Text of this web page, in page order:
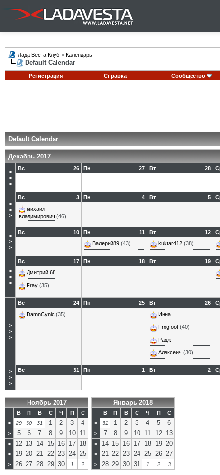
Лада Веста Клуб > Календарь
Default Calendar
Регистрация Справка Сообщество
Default Calendar
Декабрь 2017
>
>
>
26
Вс 27
Пн 28
Вт
>
>
>
3
Вс
михаил
владимирович (46)
4
Пн 5
Вт
>
>
>
10
Вс 11
Пн
Валерий89 (43)
12
Вт
kuktar412 (38)
>
>
>
17
Вс
Дмитрий 68
Fray (35)
18
Пн 19
Вт
>
>
>
24
Вс
DamnCynic (35)
25
Пн 26
Вт
Инна
Frogfoot (40)
Радж
Алексеич (30)
>
>
>
31
Вс 1
Пн 2
Вт
Ноябрь 2017
В П В С Ч П
С
>
29 30 31 1 2 3 4
> 5 6 7 8 9 10 11
> 12 13 14 15 16 17 18
> 19 20 21 22 23 24 25
> 26 27 28 29 30 1 2
Январь 2018
В П В С Ч П
С
>
31 1 2 3 4 5 6
> 7 8 9 10 11 12 13
> 14 15 16 17 18 19 20
> 21 22 23 24 25 26 27
> 28 29 30 31 1 2 3